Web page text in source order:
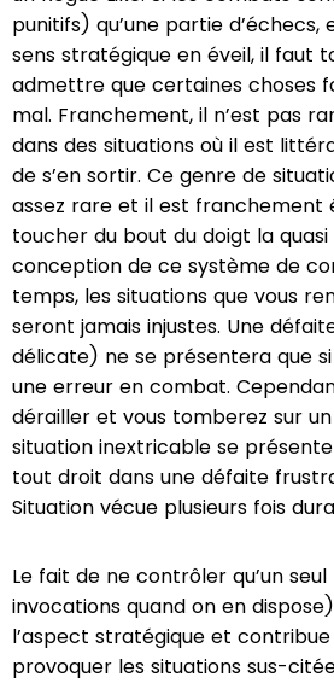
punitifs) qu’une partie
sens stratégique en éveil, il faut
admettre que certaines choses
mal. Franchement, il n’est pas
dans des situations où il est
de s’en sortir. Ce genre de
assez rare et il est franchement
toucher du bout du doigt la
conception de ce système de
temps, les situations que vous
seront jamais injustes. Une
délicate) ne se présentera que
une erreur en combat.
dérailler et vous tomberez sur
situation inextricable se
tout droit dans une défaite
Situation vécue plusieurs fois
Le fait de ne contrôler qu’un
invocations quand on en
l’aspect stratégique et
provoquer les situations sus-